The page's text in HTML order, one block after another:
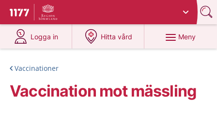
Till startsidan för 1177
Du har valt region
Logga in
på 1177.se
Hitta vård
på 1177.se
Meny
Vaccinationer
Vaccination mot mässling